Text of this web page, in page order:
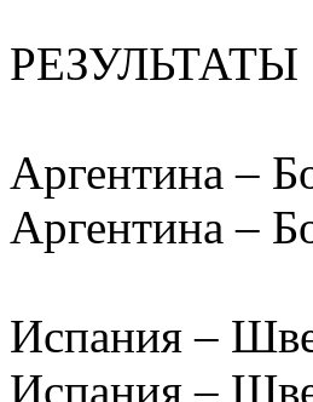
РЕЗУЛЬТАТЫ
Аргентина –
Аргентина –
Испания –
Испания –